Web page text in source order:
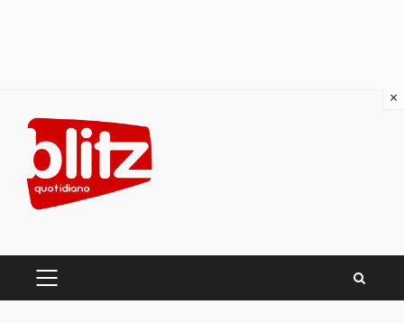
content
PRIMARY
×